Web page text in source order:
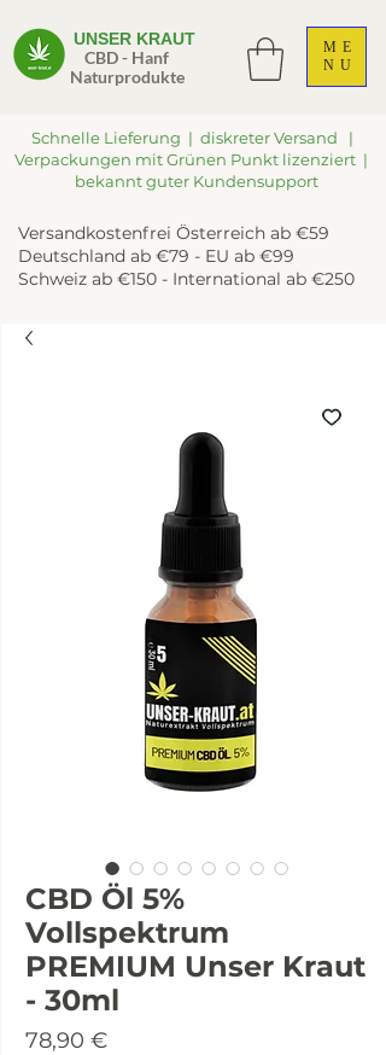
UNSER KRAUT
CBD - Hanf
Naturprodukte
ME
NU
Schnelle Lieferung | diskreter Versand |
Verpackungen mit Grünen Punkt lizenziert |
bekannt guter Kundensupport
Versandkostenfrei Österreich ab €59
Deutschland ab €79 - EU ab €99
Schweiz ab €150 - International ab €250
CBD Öl 5%
Vollspektrum
PREMIUM Unser Kraut
- 30ml
78,90 €Preis